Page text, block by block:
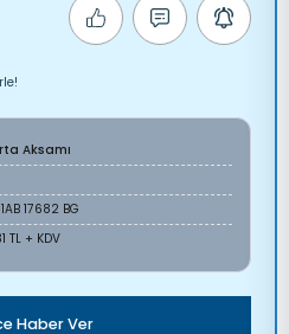
Aksamı
17682 BG
TL + KDV
Haber Ver